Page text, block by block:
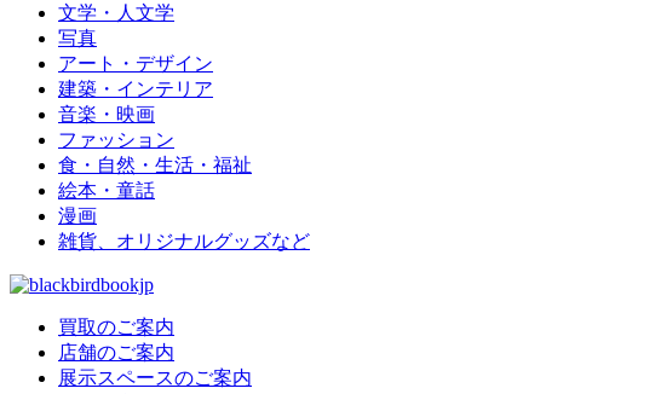
文学・人文学
写真
アート・デザイン
建築・インテリア
音楽・映画
ファッション
食・自然・生活・福祉
絵本・童話
漫画
雑貨、オリジナルグッズなど
買取のご案内
店舗のご案内
展示スペースのご案内